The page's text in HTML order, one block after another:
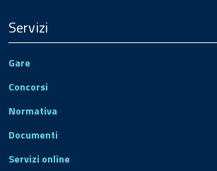
Servizi
Gare
Concorsi
Normativa
Documenti
Servizi online